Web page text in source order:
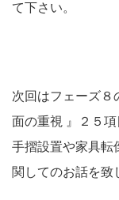
て下さい。
次回はフェーズ８
面の重視 』２５
手摺設置や家具転
関してのお話を致